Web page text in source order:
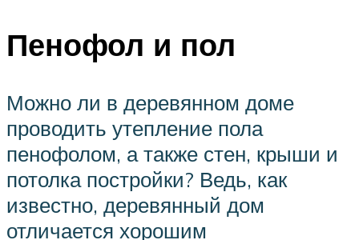
Пенофол и пол
Можно ли в деревянном доме
проводить утепление пола
пенофолом, а также стен, крыши и
потолка постройки? Ведь, как
известно, деревянный дом
отличается хорошим